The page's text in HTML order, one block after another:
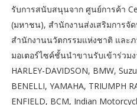
รับการสนับสนุนจาก ศูนย์การค้า
(มหาชน), สำนักงานส่งเสริมการจั
สำนักงานนวัตกรรมแห่งชาติ และ
มอเตอร์ไซค์ชั้นนำขานรับเข้าร่วม
HARLEY-DAVIDSON, BMW,
BENELLI, YAMAHA, TRIUMPH
ENFIELD, BCM, Indian